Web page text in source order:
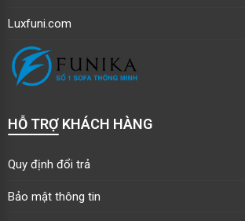
Luxfuni.com
HỖ TRỢ KHÁCH HÀNG
Quy định đổi trả
Bảo mật thông tin